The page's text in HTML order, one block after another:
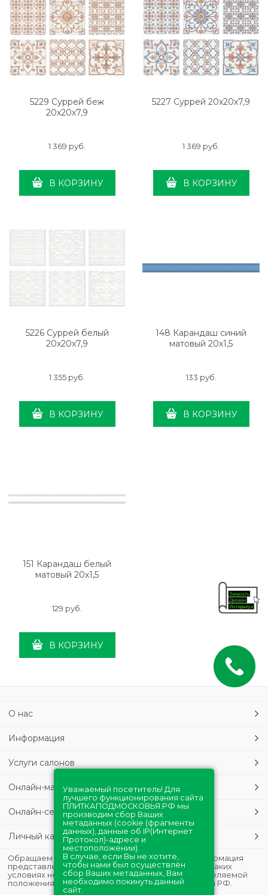
5229 Суррей беж
20х20х7,9
1 369 руб.
В КОРЗИНУ
5227 Суррей 20х20х7,9
1 369 руб.
В КОРЗИНУ
5226 Суррей белый
20х20х7,9
1 355 руб.
В КОРЗИНУ
148 Карандаш синий
матовый 20х1,5
133 руб.
В КОРЗИНУ
151 Карандаш белый
матовый 20х1,5
129 руб.
В КОРЗИНУ
О нас
Информация
Услуги салонов
Онлайн-магазин
Онлайн-сервисы
Личный кабинет
Обращаем Ваше внимание на то, что данная информация
представлена в ознакомительных целях и ни при каких
условиях не является публичной офертой, определяемой
положениями Статьи 437 (2) Гражданского кодекса РФ.
Уважаемый посетитель! Для
лучшего функционирования сайта
ПЛИТКАПОДМОСКОВЬЯ.РФ мы
производим сбор Ваших
метаданных (cookie (фрагменты
данных), данные об IP(Интернет
Протокол)-адресе и
местоположении).
В случае, если Вы не хотите,
чтобы нами был осуществлён
сбор Ваших метаданных, Вам
необходимо покинуть данный
сайт.